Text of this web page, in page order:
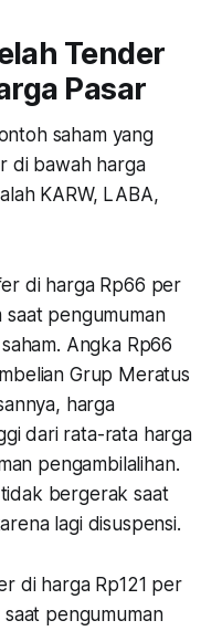
Tender
Pasar
saham yang
di bawah harga
KARW, LABA,
di harga Rp66 per
saat pengumuman
Angka Rp66
Grup Meratus
harga
dari rata-rata harga
pengambilalihan.
bergerak saat
lagi disuspensi.
di harga Rp121 per
saat pengumuman